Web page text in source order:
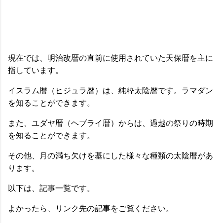
現在では、明治改暦の直前に使用されていた天保暦を主に
指しています。
イスラム暦（ヒジュラ暦）は、純粋太陰暦です。ラマダン
を知ることができます。
また、ユダヤ暦（ヘブライ暦）からは、過越の祭りの時期
を知ることができます。
その他、月の満ち欠けを基にした様々な種類の太陰暦があ
ります。
以下は、記事一覧です。
よかったら、リンク先の記事をご覧ください。